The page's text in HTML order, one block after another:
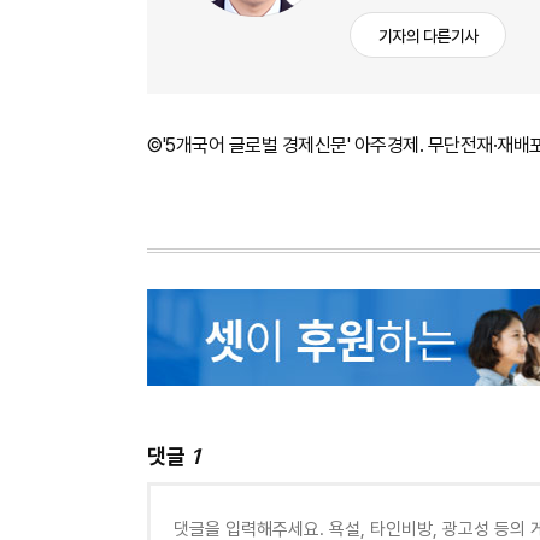
기자의 다른기사
©'5개국어 글로벌 경제신문' 아주경제. 무단전재·재배
댓글 1